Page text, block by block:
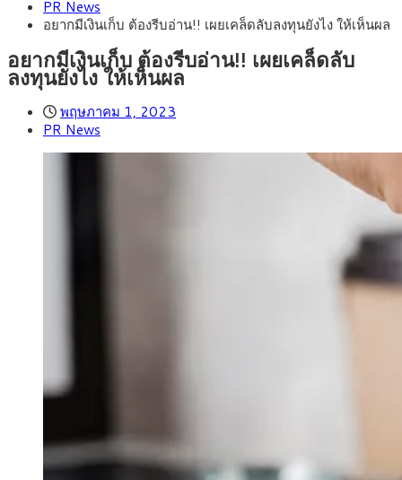
ศักยภาพ
ติดลายการ์ตูน กรมศุลกากร เตือนผู้ปกครองเฝ้าระวัง หลังยึดล็อต
ใหญ่จากเยอรมนี
กรกฎาคม 27, 2026
2569) ซื้อขายในกรอบ 33.40-34.00 มองเฟดคงดอกเบี้ย
สิงหาคม 5, 2026 ครม.ไฟเขียวหลักการ ร่าง พ.ร.ฎ. เปิดทาง รฟม.เดิน
หน้ารถไฟฟ้าสงขลา โมโนเรล 12.54 กม. เชื่อมเมืองหาดใหญ่
สิงหาคม 4, 2026
สธ.ชี้ รพ.รัฐแบกรับผู้ป่วยบัตรทอง 87% แต่ได้งบ
รายหัวเพียง 2,618 บาท เสนอทบทวนจัดสรรงบให้สอดคล้องภาระ
งานจริง
สิงหาคม 3, 2026 กรุงศรี คาดเงินบาทสัปดาห์นี้ซื้อขายในกรอบ
33.00-33.60 ติดตามข้อมูลจ้างงานสหรัฐฯ
PR News
อยากมีเงินเก็บ ต้องรีบอ่าน!! เผยเคล็ดลับลงทุนยังไง ให้เห็นผล
อยากมีเงินเก็บ ต้องรีบอ่าน!! เผยเคล็ดลับ
ลงทุนยังไง ให้เห็นผล
พฤษภาคม 1, 2023
PR News